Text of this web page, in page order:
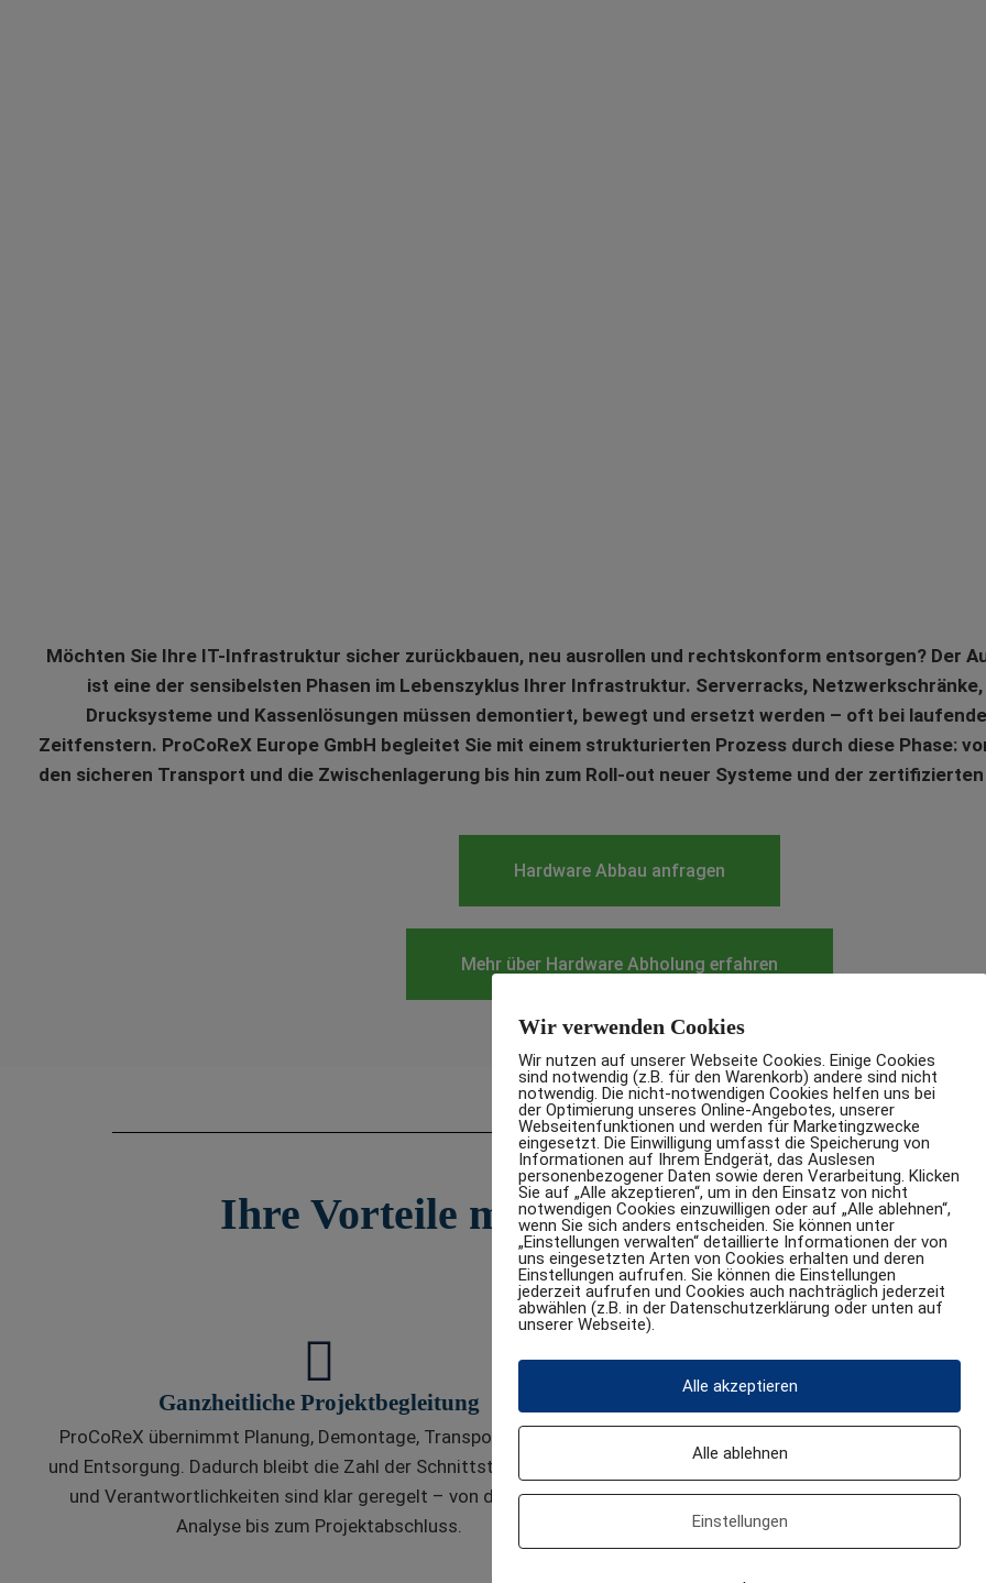
Möchten Sie Ihre IT-Infrastruktur sicher zurückbauen, neu ausrollen und rechtskonform entsorgen? Der
ist eine der sensibelsten Phasen im Lebenszyklus Ihrer Infrastruktur. Serverracks,
Drucksysteme und Kassenlösungen müssen demontiert, bewegt und ersetzt werden – oft bei
Zeitfenstern. ProCoReX Europe GmbH begleitet Sie mit einem strukturierten Prozess durch diese Phase:
den sicheren Transport und die Zwischenlagerung bis hin zum Roll-out neuer Systeme und der
Hardware Abbau anfragen
Mehr über Hardware Abholung erfahren
Ihre Vorteile mit uns beim Hardware
Technik, Logistik und Sicherheit aus einer Hand
Ganzheitliche Projektbegleitung
ProCoReX übernimmt Planung, Demontage, Transport, Roll-out
und Entsorgung. Dadurch bleibt die Zahl der Schnittstellen gering
und Verantwortlichkeiten sind klar geregelt – von der ersten
Analyse bis zum Projektabschluss.
Schutz sensibler Daten
Beim Abbau werden Systeme
technischen Rückbau konsequent
zertifizierter
Wir verwenden Cookies
Wir nutzen auf unserer Webseite Cookies. Einige Cookies
sind notwendig (z.B. für den Warenkorb) andere sind nicht
notwendig. Die nicht-notwendigen Cookies helfen uns bei
der Optimierung unseres Online-Angebotes, unserer
Webseitenfunktionen und werden für Marketingzwecke
eingesetzt. Die Einwilligung umfasst die Speicherung von
Informationen auf Ihrem Endgerät, das Auslesen
personenbezogener Daten sowie deren Verarbeitung. Klicken
Sie auf „Alle akzeptieren“, um in den Einsatz von nicht
notwendigen Cookies einzuwilligen oder auf „Alle ablehnen“,
wenn Sie sich anders entscheiden. Sie können unter
„Einstellungen verwalten“ detaillierte Informationen der von
uns eingesetzten Arten von Cookies erhalten und deren
Einstellungen aufrufen. Sie können die Einstellungen
jederzeit aufrufen und Cookies auch nachträglich jederzeit
abwählen (z.B. in der Datenschutzerklärung oder unten auf
unserer Webseite).
Alle akzeptieren
Alle ablehnen
Einstellungen